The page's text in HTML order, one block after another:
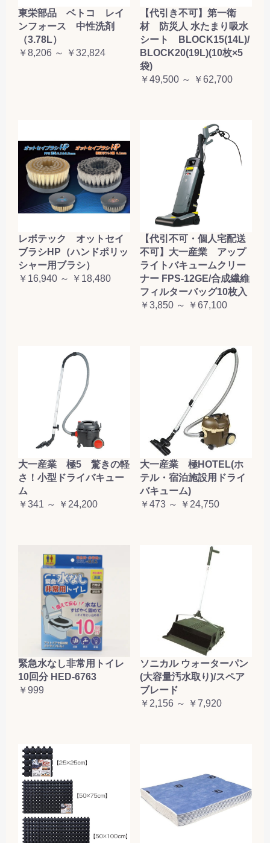
東栄部品 ベトコ レイ
ンフォース 中性洗剤
（3.78L）
￥8,206 ～ ￥32,824
【代引き不可】第一衛
材 防災人 水たまり吸水
シート BLOCK15(14L)/
BLOCK20(19L)(10枚×5
袋)
￥49,500 ～ ￥62,700
レボテック オットセイ
ブラシHP（ハンドポリッ
シャー用ブラシ）
￥16,940 ～ ￥18,480
【代引不可・個人宅配送
不可】大一産業 アップ
ライトバキュームクリー
ナー FPS-12GE/合成繊維
フィルターバッグ10枚入
￥3,850 ～ ￥67,100
大一産業 極5 驚きの軽
さ！小型ドライバキュー
ム
￥341 ～ ￥24,200
大一産業 極HOTEL(ホ
テル・宿泊施設用ドライ
バキューム)
￥473 ～ ￥24,750
緊急水なし非常用トイレ
10回分 HED-6763
￥999
ソニカル ウォーターパン
(大容量汚水取り)/スペア
ブレード
￥2,156 ～ ￥7,920